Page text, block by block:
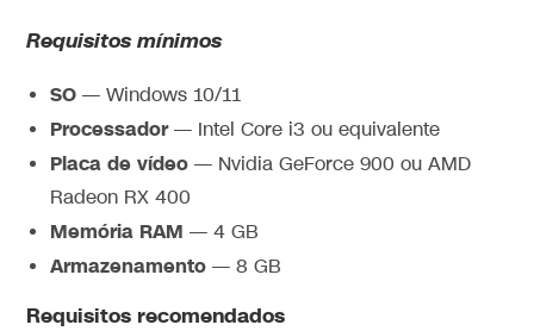
Requisitos mínimos
SO— Windows 10/11
Processador— Intel Core i3 ou equivalente
Placa de vídeo — Nvidia GeForce 900 ou AMD
Radeon RX 400
Memória RAM — 4 GB
Armazenamento — 8 GB
Requisitos recomendados